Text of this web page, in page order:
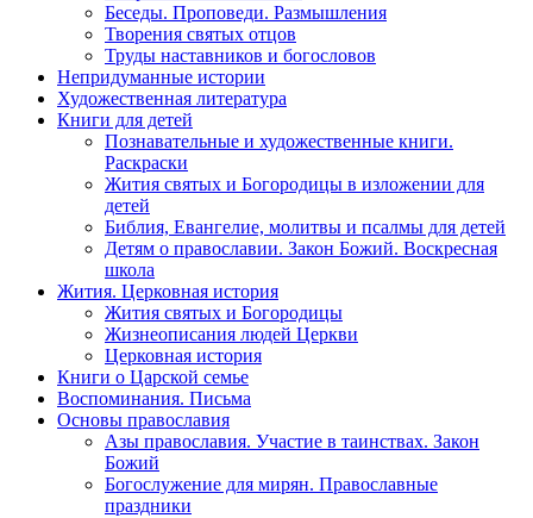
Беседы. Проповеди. Размышления
Творения святых отцов
Труды наставников и богословов
Непридуманные истории
Художественная литература
Книги для детей
Познавательные и художественные книги.
Раскраски
Жития святых и Богородицы в изложении для
детей
Библия, Евангелие, молитвы и псалмы для детей
Детям о православии. Закон Божий. Воскресная
школа
Жития. Церковная история
Жития святых и Богородицы
Жизнеописания людей Церкви
Церковная история
Книги о Царской семье
Воспоминания. Письма
Основы православия
Азы православия. Участие в таинствах. Закон
Божий
Богослужение для мирян. Православные
праздники